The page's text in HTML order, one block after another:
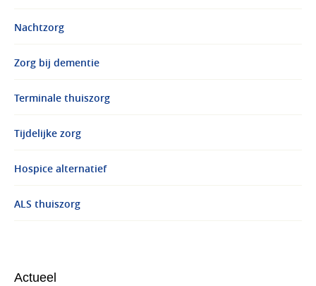
Nachtzorg
Zorg bij dementie
Terminale thuiszorg
Tijdelijke zorg
Hospice alternatief
ALS thuiszorg
Actueel